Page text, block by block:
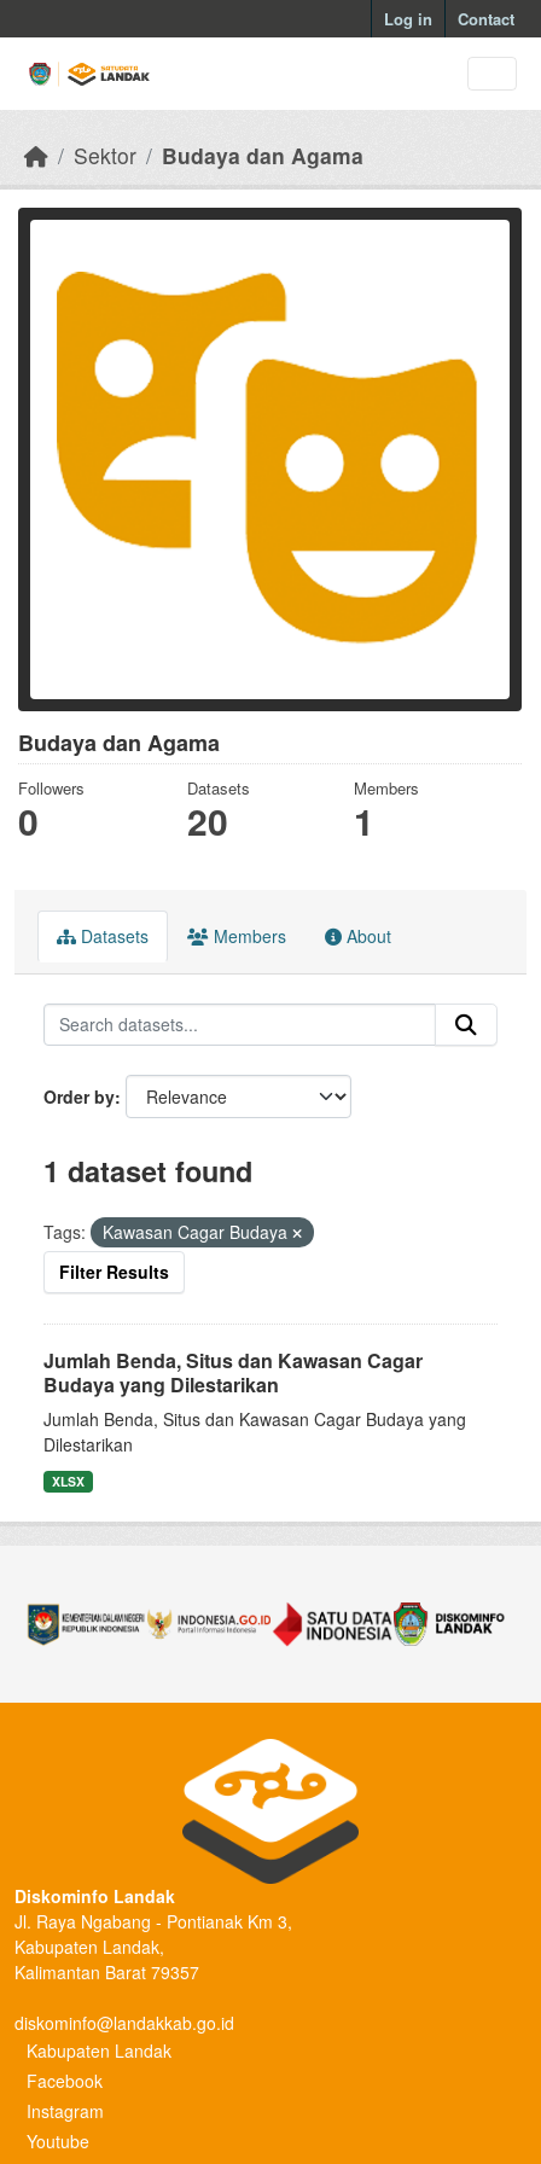
Log in Contact
Sektor Budaya dan Agama
Budaya dan Agama
Followers
0
Datasets
20
Members
1
Datasets Members About
Order by
1 dataset found
Tags:
Kawasan Cagar Budaya
Filter Results
Jumlah Benda, Situs dan Kawasan Cagar
Budaya yang Dilestarikan
Jumlah Benda, Situs dan Kawasan Cagar Budaya yang
Dilestarikan
XLSX
Diskominfo Landak
Jl. Raya Ngabang - Pontianak Km 3,
Kabupaten Landak,
Kalimantan Barat 79357
diskominfo@landakkab.go.id
Kabupaten Landak
Facebook
Instagram
Youtube